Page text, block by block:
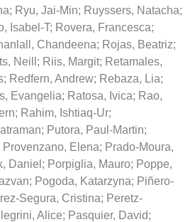
; Ryu, Jai-Min; Ruyssers, Natacha;
Isabel-T; Rovera, Francesca;
Chandeena; Rojas, Beatriz;
Neill ; Riis, Margit; Retamales,
; Redfern, Andrew; Rebaza, Lia;
Evangelia; Ratosa, Ivica; Rao,
; Rahim, Ishtiaq-Ur;
; Putora, Paul-Martin;
Provenzano, Elena; Prado-Moura,
Daniel ; Porpiglia, Mauro; Poppe,
; Pogoda, Katarzyna; Piñero-
Segura, Cristina; Peretz-
Alice; Pasquier, David;